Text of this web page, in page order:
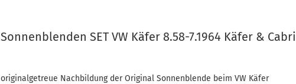
Sonnenblenden SET VW Käfer 8.58-7.1964 Käfer &
originalgetreue Nachbildung der Original Sonnenblende beim VW Käfer